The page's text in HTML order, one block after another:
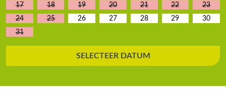
17
18 19 20 21 22
23
24
25 26 27 28 29
30
31
SELECTEER DATUM